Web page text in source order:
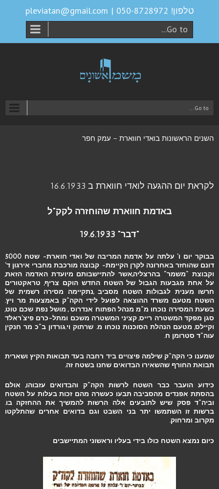
טלפון! 050-8728972 |
pleviatan@gmail.com
Go to...
Go to...
השנים הראשונות בואדי חווארת – עמק חפר
לקראת יום ההגעה לואדי חווארת ב 16.6.1933
באדמת חווארת שהוחזרה לקק"ל
"דבר" 19.6.1933
בבוקר יום ו' עלתה על אדמת המריבה של ואדי חוארת- שטח 5000
דונם שהוחזר באחרונה לקרן הקיימת- קבוצה מורכבת מחברי אירגון ד'
וקבוצת "משמר" בהרצליה,אשר להתיישבותם מיועדת האדמה הזאת,
על אחת מגבעות הגבול של השטח החדש הוקם צריף, טראקטורים
חרשו מענית לגבולות השטח מסביב ,נתקיימה מסירה רשמית של
השטח מטעם משרד ההוצאה לפועל לידי הקה"ק באמצעות מר ויץ.
בשעת המסירה נוכחו מ"מ מנהל הפתוח אנדרוס , מושל נפת שכם טוט,
סגן מפקד המשטרה רייס, קציני המשטרה משכם ומתל-כרם פיצ'ראלד
וקיילס, מטעם הנהלת הסוכנות נוכחו מ. שרתוק וי.גורדון ב"כ מר חנקין
עוה"ד סטרומן ח.
שמענו כי הקה"ק שילמה פיצויים ביד רחבה בעד תבואות הקיץ ושארית
תבואת החורף שהשאירו הבדואים שחנו בשטח זה.
כידוע הועבר כבר השטח לרשות הקה"ק והבדואים עזבוהו, אולם
בהסתת אפנדים מהסביבה תבעו כעשרה מהם זכות בעלות על השטח
וביה"ד פסק שיש לתובעים אלה הרשות להמשיך את ההחזקה בו.
ברשות זו השתמשו יתר בני השבט וגם בדואים אחרים שהתלקטו
מקרוב ומרחוק.
כיום נמצא השטח כולו בידי בעליו וראשוני המתיישבים